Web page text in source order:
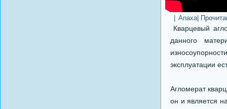
Anaxa|
Кварцевый
данного
эксплуатации
Агломерат
он и является